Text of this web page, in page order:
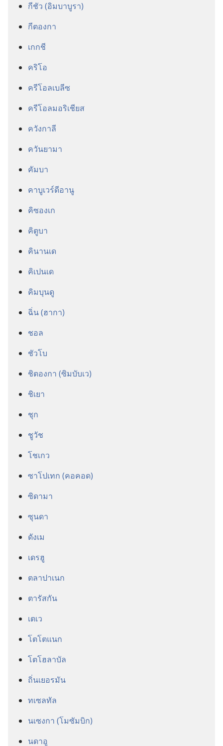
กีชัว (อิมบาบูรา)
กีตองกา
เกกชี
คริโอ
ครีโอลเบลีซ
ครีโอลมอริเชียส
ควังกาลี
ควันยามา
คัมบา
คาบูเวร์ดีอานู
คิซองเก
คิตูบา
คินานเด
คิเปนเด
คิมบุนดู
ฉิ่น (ฮากา)
ชอล
ชัวโบ
ชิตองกา (ซิมบับเว)
ชิเยา
ชุก
ชูวัช
โชเกว
ซาโปเทก (คอ​คอด)
ซิดามา
ซุนดา
ดังเม
เดรฮู
ตลาปาเนก
ตารัสกัน
เตเว
โตโตแนก
โตโฮลาบัล
ถิ่นเยอรมัน
ทเซลทัล
นเซงกา (โมซัมบิก)
นดาอู